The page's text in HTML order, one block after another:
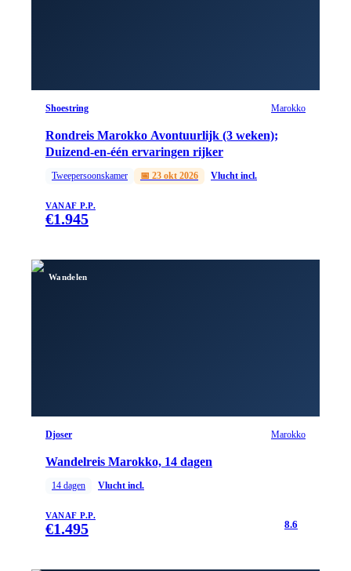
Shoestring Marokko
Rondreis Marokko Avontuurlijk (3 weken);
Duizend-en-één ervaringen rijker
Tweepersoonskamer 📅 23 okt 2026 Vlucht incl.
VANAF P.P.
€1.945
Wandelen
Djoser Marokko
Wandelreis Marokko, 14 dagen
14 dagen Vlucht incl.
VANAF P.P.
€1.495 8.6